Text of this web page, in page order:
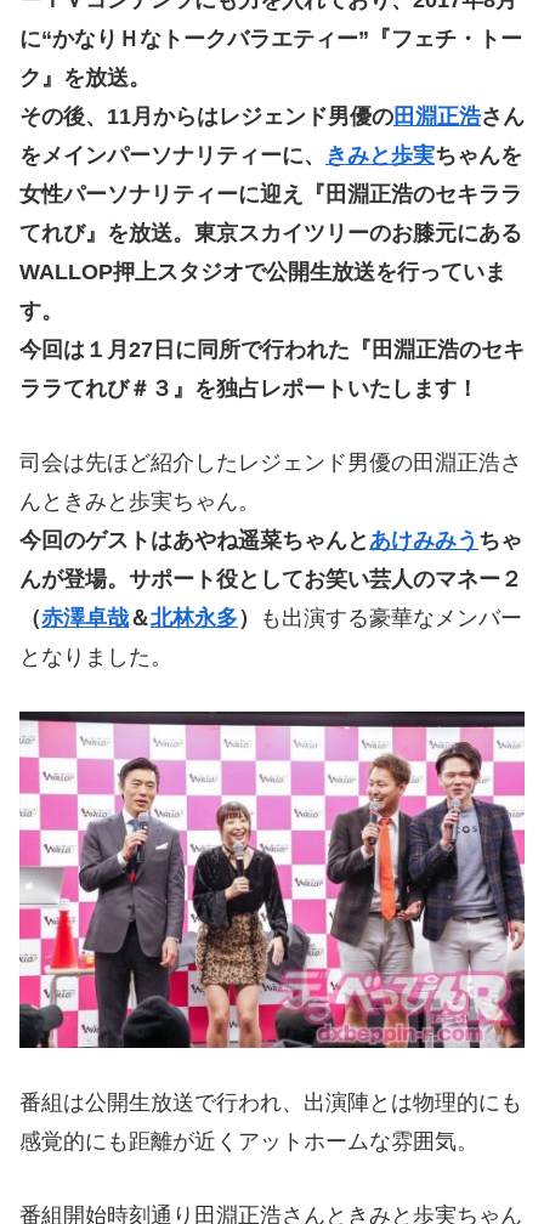
に“かなりＨなトークバラエティー”『フェチ・トー
ク』を放送。
その後、11月からはレジェンド男優の田淵正浩さん
をメインパーソナリティーに、 きみと歩実ちゃんを
女性パーソナリティーに迎え『田淵正浩のセキララ
てれび』を放送。東京スカイツリーのお膝元にある
WALLOP押上スタジオで公開生放送を行っていま
す。
今回は１月27日に同所で行われた『田淵正浩のセキ
ララてれび＃３』を独占レポートいたします！
司会は先ほど紹介したレジェンド男優の田淵正浩さ
んときみと歩実ちゃん。
今回のゲストはあやね遥菜ちゃんと あけみみう ちゃ
んが登場。サポート役としてお笑い芸人のマネー２
（赤澤卓哉＆北林永多）
も出演する豪華なメンバー
となりました。
番組は公開生放送で行われ、出演陣とは物理的にも
感覚的にも距離が近くアットホームな雰囲気。
番組開始時刻通り田淵正浩さんときみと歩実ちゃん